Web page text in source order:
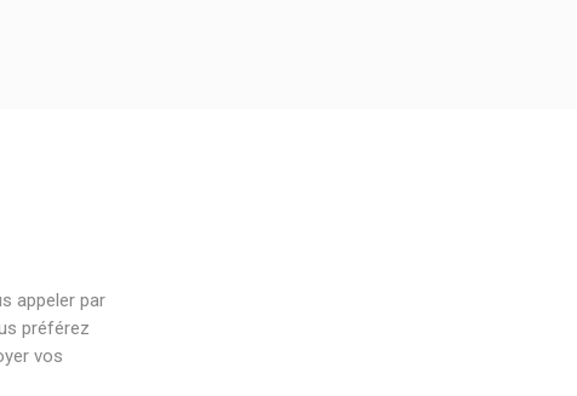
appeler par
préférez
vos